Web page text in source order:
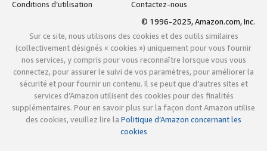
Conditions d’utilisation
Contactez-nous
© 1996-2025, Amazon.com, Inc.
Sur ce site, nous utilisons des cookies et des outils similaires
(collectivement désignés « cookies ») uniquement pour vous fournir
nos services, y compris pour vous reconnaître lorsque vous vous
connectez, pour assurer le suivi de vos paramètres, pour améliorer la
sécurité et pour fournir un contenu. Il se peut que d’autres sites et
services d’Amazon utilisent des cookies pour des finalités
supplémentaires. Pour en savoir plus sur la façon dont Amazon utilise
des cookies, veuillez lire la Politique d’Amazon concernant les
cookies